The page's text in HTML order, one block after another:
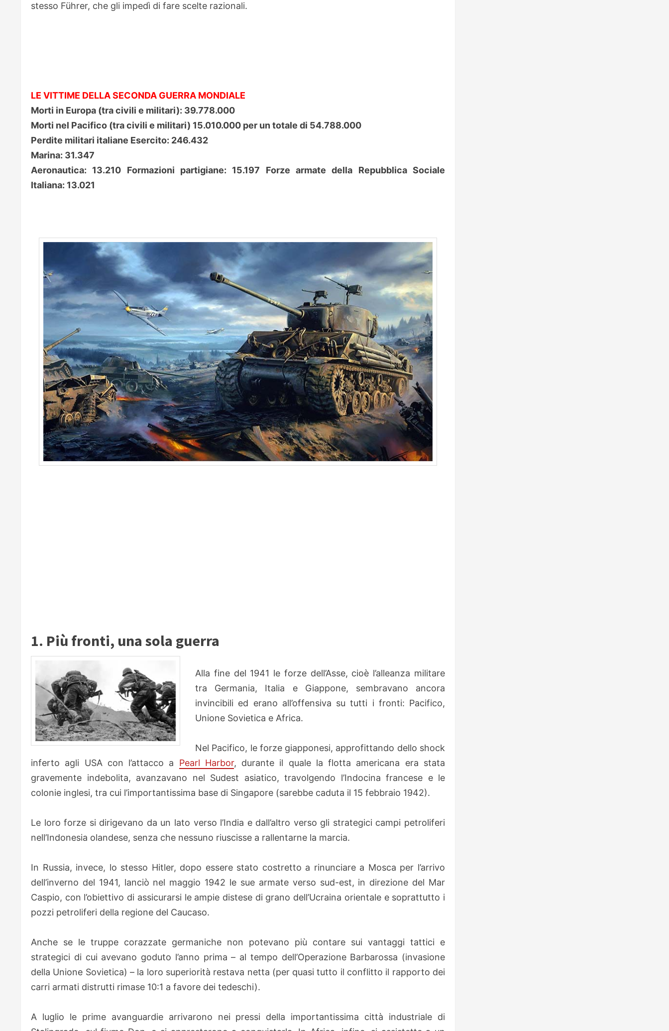
stesso Führer, che gli impedì di fare scelte razionali.
LE VITTIME DELLA SECONDA GUERRA MONDIALE
Morti in Europa (tra civili e militari): 39.778.000
Morti nel Pacifico (tra civili e militari) 15.010.000 per un totale di 54.788.000
Perdite militari italiane Esercito: 246.432
Marina: 31.347
Aeronautica: 13.210 Formazioni partigiane: 15.197 Forze armate della Repubblica Sociale
Italiana: 13.021
1. Più fronti, una sola guerra
Alla fine del 1941 le forze dell’Asse, cioè l’alleanza militare
tra Germania, Italia e Giappone, sembravano ancora
invincibili ed erano all’offensiva su tutti i fronti: Pacifico,
Unione Sovietica e Africa.
Nel Pacifico, le forze giapponesi, approfittando dello shock
inferto agli USA con l’attacco a Pearl Harbor, durante il quale la flotta americana era stata
gravemente indebolita, avanzavano nel Sudest asiatico, travolgendo l’Indocina francese e le
colonie inglesi, tra cui l’importantissima base di Singapore (sarebbe caduta il 15 febbraio 1942).
Le loro forze si dirigevano da un lato verso l’India e dall’altro verso gli strategici campi petroliferi
nell’Indonesia olandese, senza che nessuno riuscisse a rallentarne la marcia.
In Russia, invece, lo stesso Hitler, dopo essere stato costretto a rinunciare a Mosca per l’arrivo
dell’inverno del 1941, lanciò nel maggio 1942 le sue armate verso sud-est, in direzione del Mar
Caspio, con l’obiettivo di assicurarsi le ampie distese di grano dell’Ucraina orientale e soprattutto i
pozzi petroliferi della regione del Caucaso.
Anche se le truppe corazzate germaniche non potevano più contare sui vantaggi tattici e
strategici di cui avevano goduto l’anno prima – al tempo dell’Operazione Barbarossa (invasione
della Unione Sovietica) – la loro superiorità restava netta (per quasi tutto il conflitto il rapporto dei
carri armati distrutti rimase 10:1 a favore dei tedeschi).
A luglio le prime avanguardie arrivarono nei pressi della importantissima città industriale di